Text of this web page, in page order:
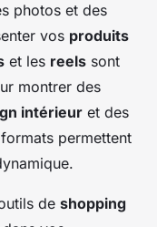
photos et des
vos produits
et les reels sont
montrer des
intérieur et des
permettent
de shopping